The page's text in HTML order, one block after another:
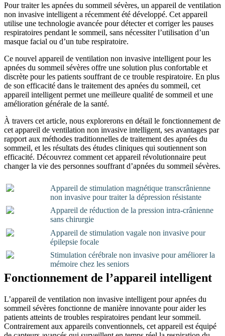
Pour traiter les apnées du sommeil sévères, un appareil de ventilation
non invasive intelligent a récemment été développé. Cet appareil
utilise une technologie avancée pour détecter et corriger les pauses
respiratoires pendant le sommeil, sans nécessiter l’utilisation d’un
masque facial ou d’un tube respiratoire.
Ce nouvel appareil de ventilation non invasive intelligent pour les
apnées du sommeil sévères offre une solution plus confortable et
discrète pour les patients souffrant de ce trouble respiratoire. En plus
de son efficacité dans le traitement des apnées du sommeil, cet
appareil intelligent permet une meilleure qualité de sommeil et une
amélioration générale de la santé.
À travers cet article, nous explorerons en détail le fonctionnement de
cet appareil de ventilation non invasive intelligent, ses avantages par
rapport aux méthodes traditionnelles de traitement des apnées du
sommeil, et les résultats des études cliniques qui soutiennent son
efficacité. Découvrez comment cet appareil révolutionnaire peut
changer la vie des personnes souffrant d’apnées du sommeil sévères.
Appareil de stimulation magnétique transcrânienne
non invasive pour traiter la dépression résistante
Appareil de réduction de la pression intra-crânienne
sans chirurgie
Appareil de stimulation vagale non invasive pour
épilepsie focale
Stimulation cérébrale non invasive pour améliorer la
mémoire chez les seniors
Fonctionnement de l’appareil intelligent
L’appareil de ventilation non invasive intelligent pour apnées du
sommeil sévères fonctionne de manière innovante pour aider les
patients atteints de troubles respiratoires pendant leur sommeil.
Contrairement aux appareils conventionnels, cet appareil est équipé